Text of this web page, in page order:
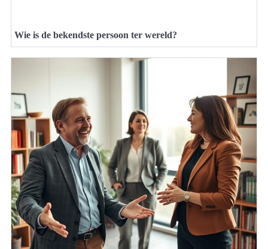
Wie is de bekendste persoon ter wereld?